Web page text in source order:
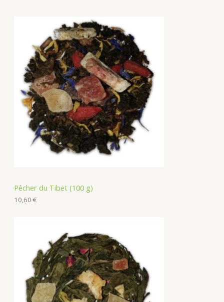
Pêcher du Tibet (100 g)
10,60 €